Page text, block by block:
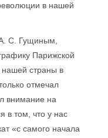
в нашей
С. Гущиным,
Парижской
страны в
отмечал
внимание на
в том, что у нас
«с самого начала